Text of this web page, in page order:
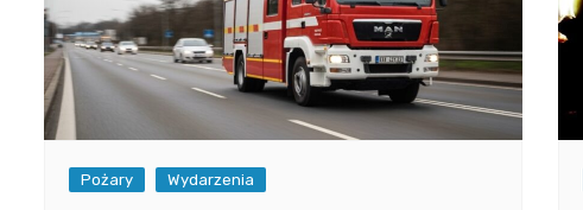
Pożary Wydarzenia